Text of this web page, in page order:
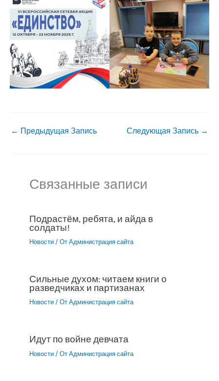
← Предыдущая Запись Следующая Запись →
Связанные записи
Подрастём, ребята, и айда в
солдаты!
Новости / От Администрация сайта
Сильные духом: читаем книги о
разведчиках и партизанах
Новости / От Администрация сайта
Идут по войне девчата
Новости / От Администрация сайта